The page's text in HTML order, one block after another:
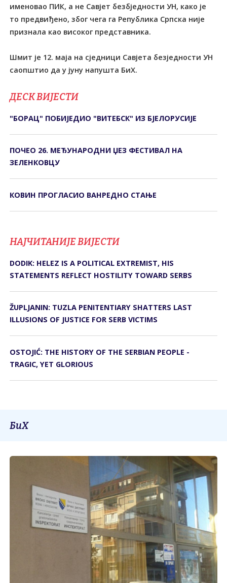
именовао ПИК, а не Савјет безбједности УН, како је
то предвиђено, због чега га Република Српска није
признала као високог представника.
Шмит је 12. маја на сједници Савјета безједности УН
саопштио да у јуну напушта БиХ.
ДЕСК ВИЈЕСТИ
"БОРАЦ" ПОБИЈЕДИО "ВИТЕБСК" ИЗ БЈЕЛОРУСИЈЕ
ПОЧЕО 26. МЕЂУНАРОДНИ ЏЕЗ ФЕСТИВАЛ НА
ЗЕЛЕНКОВЦУ
КОВИН ПРОГЛАСИО ВАНРЕДНО СТАЊЕ
НАЈЧИТАНИЈЕ ВИЈЕСТИ
DODIK: HELEZ IS A POLITICAL EXTREMIST, HIS
STATEMENTS REFLECT HOSTILITY TOWARD SERBS
ŽUPLJANIN: TUZLA PENITENTIARY SHATTERS LAST
ILLUSIONS OF JUSTICE FOR SERB VICTIMS
OSTOJIĆ: THE HISTORY OF THE SERBIAN PEOPLE -
TRAGIC, YET GLORIOUS
БиХ